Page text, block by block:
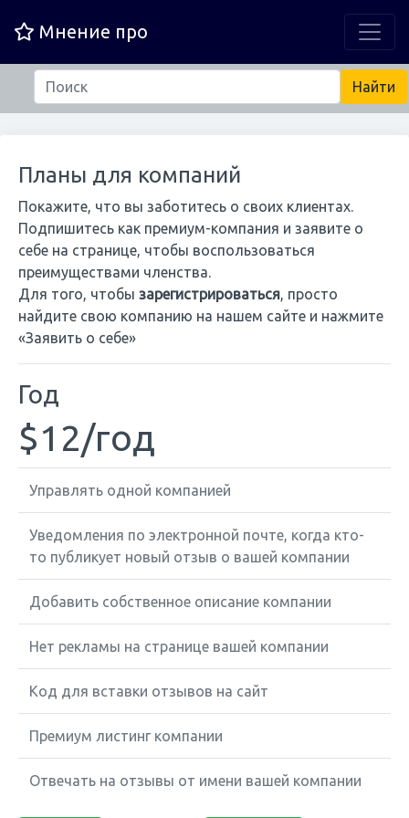
Мнение про
Планы для компаний
Покажите, что вы заботитесь о своих клиентах.
Подпишитесь как премиум-компания и заявите о
себе на странице, чтобы воспользоваться
преимуществами членства.
Для того, чтобы зарегистрироваться, просто
найдите свою компанию на нашем сайте и нажмите
«Заявить о себе»
Год
$12/год
Управлять одной компанией
Уведомления по электронной почте, когда кто-
то публикует новый отзыв о вашей компании
Добавить собственное описание компании
Нет рекламы на странице вашей компании
Код для вставки отзывов на сайт
Премиум листинг компании
Отвечать на отзывы от имени вашей компании